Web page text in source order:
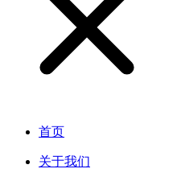
首页
关于我们